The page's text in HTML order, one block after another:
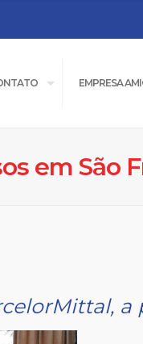
EMPRESA
em São